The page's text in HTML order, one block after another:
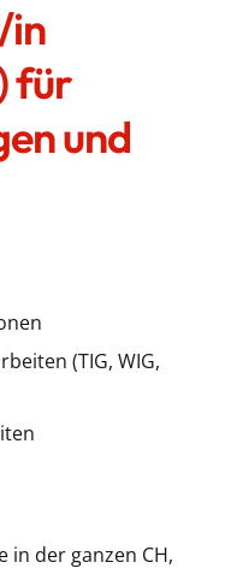
in
für
und
(TIG, WIG,
in der ganzen CH,